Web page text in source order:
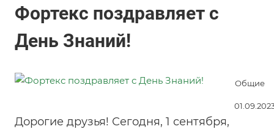
Фортекс поздравляет с
День Знаний!
Общие
Дорогие друзья! Сегодня, 1 сентября,